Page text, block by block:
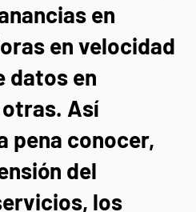
en
en velocidad
datos en
Así
pena conocer,
del
los